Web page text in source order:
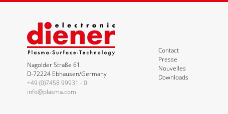
Nagolder Straße 61
D-72224 Ebhausen/Germany
+49 (0)7458 99931 - 0
info@plasma.com
Contact
Presse
Nouvelles
Downloads